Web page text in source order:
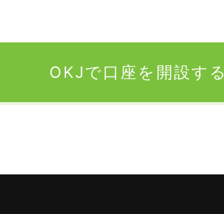
OKJで口座を開設する